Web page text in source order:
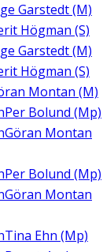
Garstedt (M)
Högman (S)
Garstedt (M)
Högman (S)
Montan (M)
Per Bolund (Mp)
Göran Montan
Per Bolund (Mp)
Göran Montan
Tina Ehn (Mp)